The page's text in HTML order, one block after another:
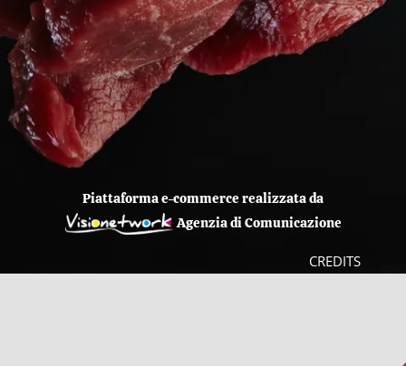
Piattaforma e-commerce realizzata da
Agenzia di Comunicazione
CREDITS